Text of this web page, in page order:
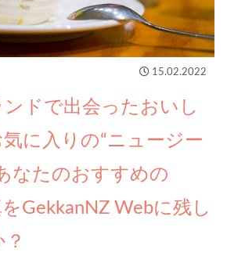
15.02.2022
ドで出会ったおいし
に入りの“ニュージー
なたのおすすめの
をGekkanNZ Webに残し